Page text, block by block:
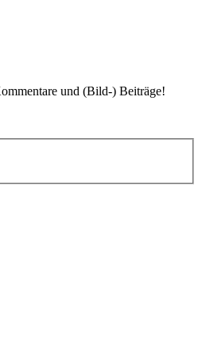
und (Bild-) Beiträge!